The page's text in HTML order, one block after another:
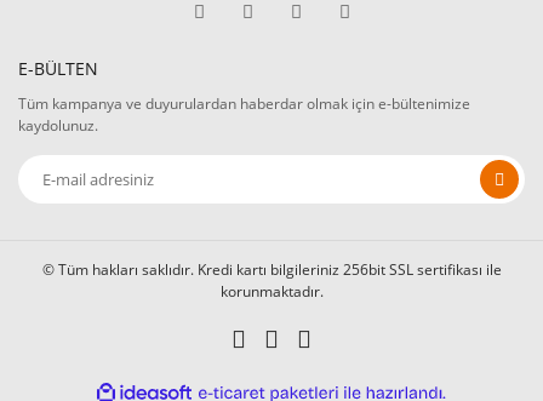
E-BÜLTEN
Tüm kampanya ve duyurulardan haberdar olmak için e-bültenimize
kaydolunuz.
© Tüm hakları saklıdır. Kredi kartı bilgileriniz 256bit SSL sertifikası ile
korunmaktadır.
ideasoft e-